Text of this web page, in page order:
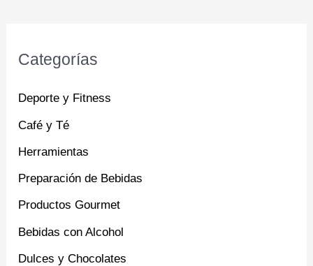
Categorías
Deporte y Fitness
Café y Té
Herramientas
Preparación de Bebidas
Productos Gourmet
Bebidas con Alcohol
Dulces y Chocolates